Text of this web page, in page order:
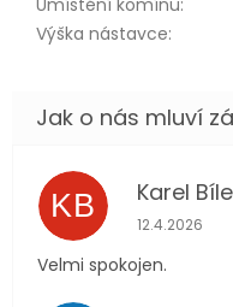
Umístění komínu:
Výška nástavce:
KB Karel
Hodnocení
12.4.2026
Velmi spokojen.